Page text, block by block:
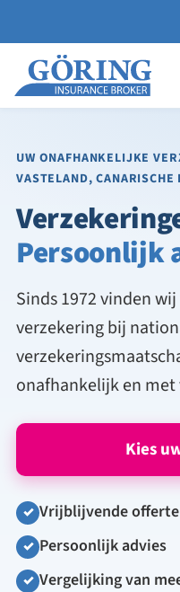
UW ONAFHANKELIJKE
VASTELAND,
Persoonlijk
Sinds 1972 vinden
verzekering bij
onafhankelijk en
Kies
✓ Vrijblijvende
✓ Persoonlijk advies
✓ Vergelijking van